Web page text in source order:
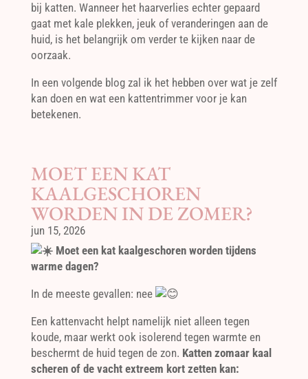
bij katten. Wanneer het haarverlies echter gepaard
gaat met kale plekken, jeuk of veranderingen aan de
huid, is het belangrijk om verder te kijken naar de
oorzaak.
In een volgende blog zal ik het hebben over wat je zelf
kan doen en wat een kattentrimmer voor je kan
betekenen.
MOET EEN KAT
KAALGESCHOREN
WORDEN IN DE ZOMER?
jun 15, 2026
Moet een kat kaalgeschoren worden tijdens
warme dagen?
In de meeste gevallen: nee
Een kattenvacht helpt namelijk niet alleen tegen
koude, maar werkt ook isolerend tegen warmte en
beschermt de huid tegen de zon. Katten zomaar kaal
scheren of de vacht extreem kort zetten kan: